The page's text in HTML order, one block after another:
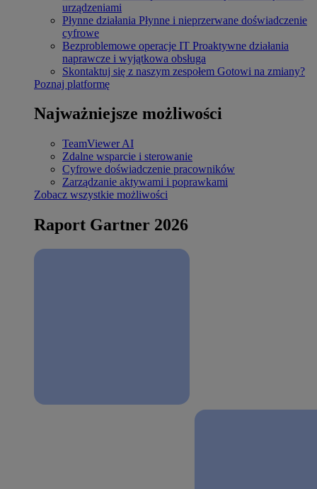
urządzeniami
Płynne działania Płynne i nieprzerwane doświadczenie
cyfrowe
Bezproblemowe operacje IT Proaktywne działania
naprawcze i wyjątkowa obsługa
Skontaktuj się z naszym zespołem Gotowi na zmiany?
Poznaj platformę
Najważniejsze możliwości
TeamViewer AI
Zdalne wsparcie i sterowanie
Cyfrowe doświadczenie pracowników
Zarządzanie aktywami i poprawkami
Zobacz wszystkie możliwości
Raport Gartner 2026